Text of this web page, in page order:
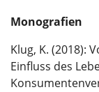
Monografien
Klug, K. (2018):
Einfluss des